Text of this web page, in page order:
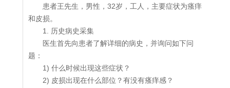
患者王先生，男性，32岁，工人，主要症状为瘙痒
和皮损。
1. 历史病史采集
医生首先向患者了解详细的病史，并询问如下问
题：
1) 什么时候出现这些症状？
2) 皮损出现在什么部位？有没有瘙痒感？